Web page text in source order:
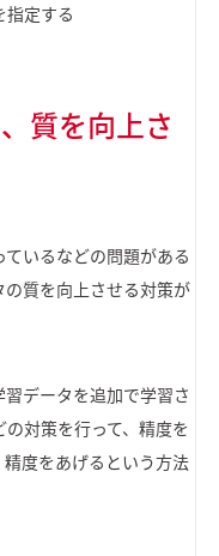
指定する
質を向上さ
いるなどの問題がある
質を向上させる対策が
データを追加で学習さ
対策を行って、精度を
度をあげるという方法